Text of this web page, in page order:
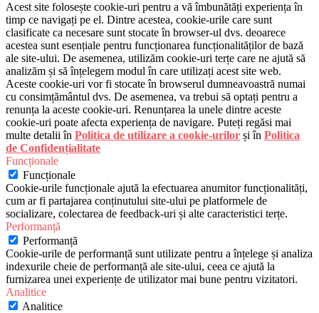
Acest site folosește cookie-uri pentru a vă îmbunătăți experiența în
timp ce navigați pe el. Dintre acestea, cookie-urile care sunt
clasificate ca necesare sunt stocate în browser-ul dvs. deoarece
acestea sunt esențiale pentru funcționarea funcționalităților de bază
ale site-ului. De asemenea, utilizăm cookie-uri terțe care ne ajută să
analizăm și să înțelegem modul în care utilizați acest site web.
Aceste cookie-uri vor fi stocate în browserul dumneavoastră numai
cu consimțământul dvs. De asemenea, va trebui să optați pentru a
renunța la aceste cookie-uri. Renunțarea la unele dintre aceste
cookie-uri poate afecta experiența de navigare. Puteți regăsi mai
multe detalii în Politica de utilizare a cookie-urilor și în Politica
de Confidențialitate
Funcționale
Funcționale
Cookie-urile funcționale ajută la efectuarea anumitor funcționalități,
cum ar fi partajarea conținutului site-ului pe platformele de
socializare, colectarea de feedback-uri și alte caracteristici terțe.
Performanță
Performanță
Cookie-urile de performanță sunt utilizate pentru a înțelege și analiza
indexurile cheie de performanță ale site-ului, ceea ce ajută la
furnizarea unei experiențe de utilizator mai bune pentru vizitatori.
Analitice
Analitice